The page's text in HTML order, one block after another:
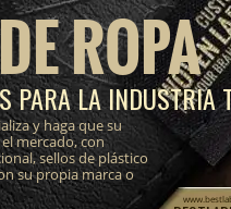
ROPA
PARA LA INDUSTRIA
y haga que su
mercado, con
sellos de plástico
su propia marca o